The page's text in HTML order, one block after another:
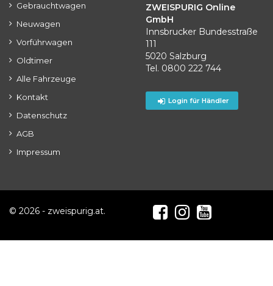
Gebrauchtwagen
Neuwagen
Vorführwagen
Oldtimer
Alle Fahrzeuge
Kontakt
Datenschutz
AGB
Impressum
ZWEISPURIG Online
GmbH
Innsbrucker Bundesstraße
111
5020 Salzburg
Tel. 0800 222 744
Login für Händler
© 2026 - zweispurig.at.